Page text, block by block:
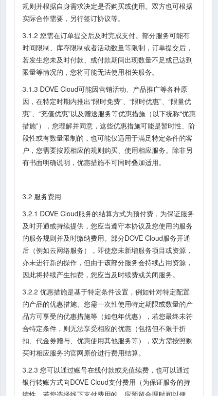
规则并根据自身需求决定是否购买或使用。双方也可根据
实际合作需要，另行签订协议等。
3.1.2 您需在订单提交后及时完成支付。部分服务可能有
时间限制、库存限制或者活动数量等限制，订单提交后，
若发生您未及时付款、或付款期间出现数量不足或已达到
限量等情况的，您将可能无法使用相关服务。
3.1.3 DOVE Cloud可能因营销活动、产品推广等各种原
因，在特定时期内推出“限时免费”、“限时优惠”、“限量优
惠”、“充值优惠”以及赠送服务等优惠措施（以下统称“优惠
措施”），您理解并同意，这些优惠措施可能是暂时性、阶
段性或有数量限制的，也可能仅适用于满足特定条件的客
户，您需要按照相应的规则购买、使用相应服务。除非另
有书面明确说明，优惠措施不可同时叠加适用。
3.2 服务费用
3.2.1 DOVE Cloud服务的结算方式为预付费，为保证服务
及时开通或持续提供，您应当遵守本协议及您使用的服务
的服务规则并及时缴纳费用。部分DOVE Cloud服务开通
后（例如云网络服务），即使您未新增服务项目或资源，
亦未进行新的操作，但由于该部分服务会持续占用资源，
因此将持续产生扣费，您应当及时续费或关闭服务。
3.2.2 优惠措施是基于特定条件设置，例如针对特定配置
的产品的优惠措施、您需一次性使用特定期限或数量的产
品方可享受的优惠措施等（如包年优惠），若您最终未符
合特定条件，则无法享受相应的优惠（包括但不限于折
扣、代金券赠与、优惠使用其他服务等），双方需按照购
买时相应服务的官网原价进行费用结算。
3.2.3 您可以通过账号在线付款或充值续费，也可以通过
银行转账方式向DOVE Cloud支付费用（为保证服务的持
续性，若您选择线下支付费用的，应预留合理时间以便